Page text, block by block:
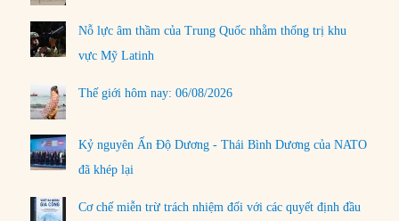
Nỗ lực âm thầm của Trung Quốc nhằm thống trị khu
vực Mỹ Latinh
Thế giới hôm nay: 06/08/2026
Kỷ nguyên Ấn Độ Dương - Thái Bình Dương của NATO
đã khép lại
Cơ chế miễn trừ trách nhiệm đối với các quyết định đầu